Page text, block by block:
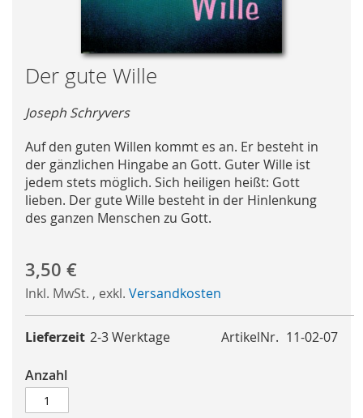
Skip
to
the
beginning
of
the
images
gallery
Der gute Wille
Joseph Schryvers
Auf den guten Willen kommt es an. Er besteht in
der gänzlichen Hingabe an Gott. Guter Wille ist
jedem stets möglich. Sich heiligen heißt: Gott
lieben. Der gute Wille besteht in der Hinlenkung
des ganzen Menschen zu Gott.
3,50 €
Inkl. MwSt. , exkl. Versandkosten
ArtikelNr. 11-02-07
Lieferzeit 2-3 Werktage
Anzahl